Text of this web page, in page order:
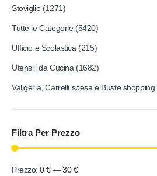
Stoviglie (1271)
Tutte le Categorie (5420)
Ufficio e Scolastica (215)
Utensili da Cucina (1682)
Valigeria, Carrelli spesa e Buste shopping
Filtra Per Prezzo
Prezzo:0 €—30 €